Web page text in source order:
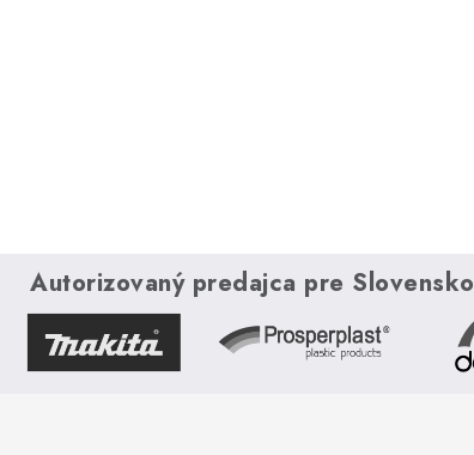
Autorizovaný predajca pre Slovensko